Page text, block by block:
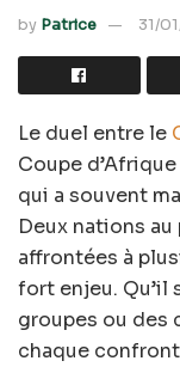
by Patrice 31/
Le duel entre le
Coupe
qui a souvent
Deux nations
affrontées à
fort enjeu. Qu’il
groupes ou des
chaque